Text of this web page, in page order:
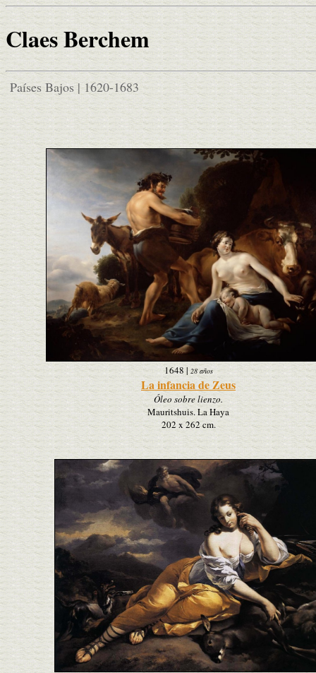
Claes Berchem
Países Bajos | 1620-1683
1648 | 28 años
La infancia de Zeus
Óleo sobre lienzo.
Mauritshuis. La Haya
202 x 262 cm.